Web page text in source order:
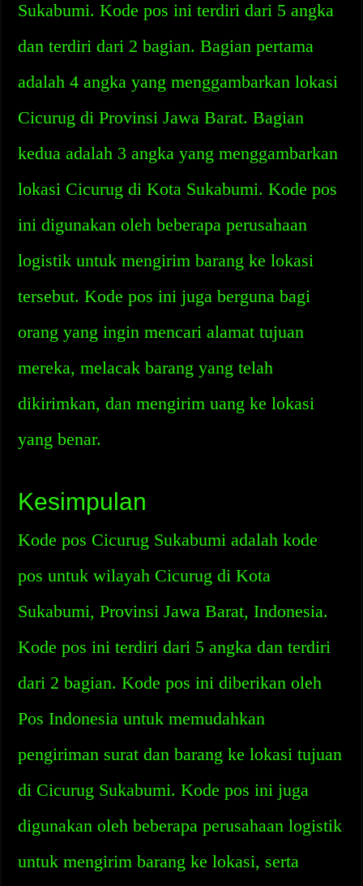
Sukabumi. Kode pos ini terdiri dari 5 angka
dan terdiri dari 2 bagian. Bagian pertama
adalah 4 angka yang menggambarkan lokasi
Cicurug di Provinsi Jawa Barat. Bagian
kedua adalah 3 angka yang menggambarkan
lokasi Cicurug di Kota Sukabumi. Kode pos
ini digunakan oleh beberapa perusahaan
logistik untuk mengirim barang ke lokasi
tersebut. Kode pos ini juga berguna bagi
orang yang ingin mencari alamat tujuan
mereka, melacak barang yang telah
dikirimkan, dan mengirim uang ke lokasi
yang benar.
Kesimpulan
Kode pos Cicurug Sukabumi adalah kode
pos untuk wilayah Cicurug di Kota
Sukabumi, Provinsi Jawa Barat, Indonesia.
Kode pos ini terdiri dari 5 angka dan terdiri
dari 2 bagian. Kode pos ini diberikan oleh
Pos Indonesia untuk memudahkan
pengiriman surat dan barang ke lokasi tujuan
di Cicurug Sukabumi. Kode pos ini juga
digunakan oleh beberapa perusahaan logistik
untuk mengirim barang ke lokasi, serta